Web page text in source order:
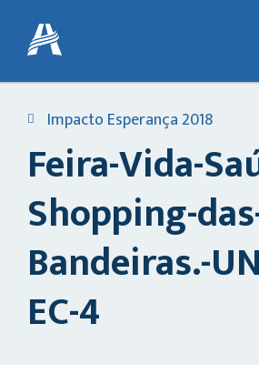
Impacto Esperança 2018
Feira-Vida-
Shopping-
Bandeiras.-
EC-4